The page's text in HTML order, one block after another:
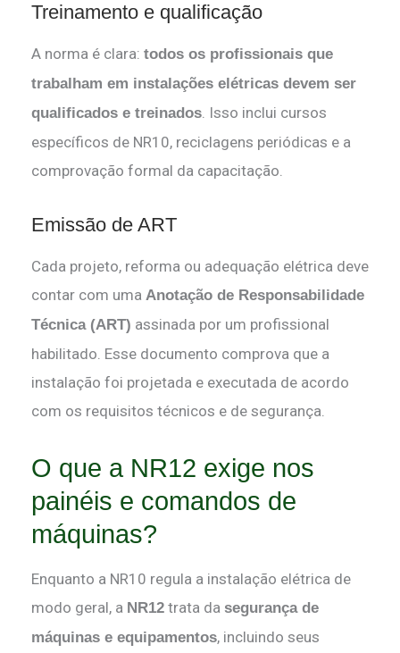
Treinamento e qualificação
A norma é clara: todos os profissionais que
trabalham em instalações elétricas devem ser
qualificados e treinados. Isso inclui cursos
específicos de NR10, reciclagens periódicas e a
comprovação formal da capacitação.
Emissão de ART
Cada projeto, reforma ou adequação elétrica deve
contar com uma Anotação de Responsabilidade
Técnica (ART) assinada por um profissional
habilitado. Esse documento comprova que a
instalação foi projetada e executada de acordo
com os requisitos técnicos e de segurança.
O que a NR12 exige nos
painéis e comandos de
máquinas?
Enquanto a NR10 regula a instalação elétrica de
modo geral, a NR12 trata da segurança de
máquinas e equipamentos, incluindo seus